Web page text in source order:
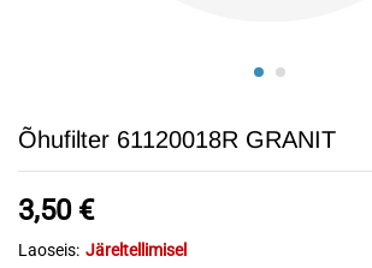
Õhufilter 61120018R GRANIT
3,50 €
Laoseis: Järeltellimisel